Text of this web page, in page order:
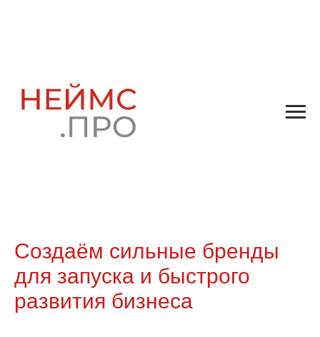
Создаём сильные бренды
для запуска и быстрого
развития бизнеса